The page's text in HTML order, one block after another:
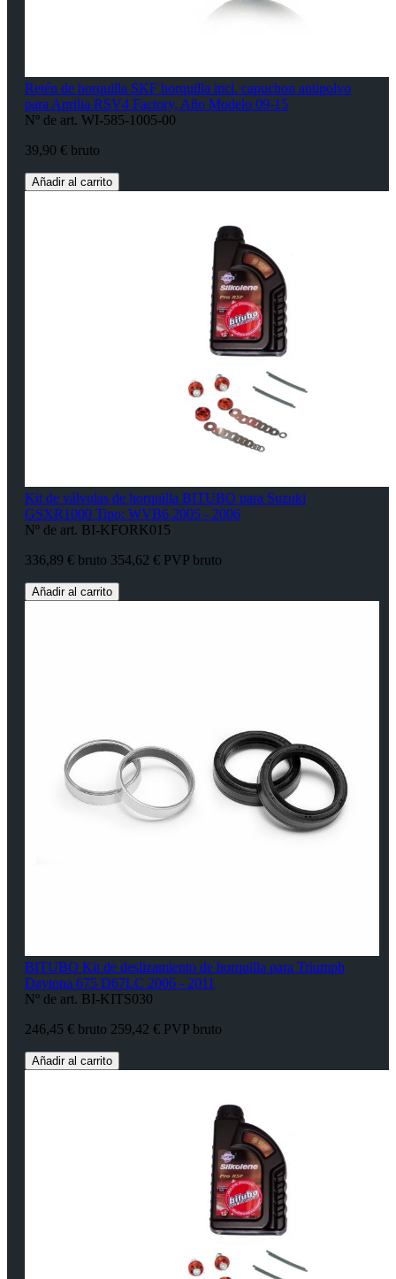
Retén de horquilla SKF horquilla incl. capuchon antipolvo
para Aprilia RSV4 Factory, Año Modelo 09-15
Nº de art. WI-585-1005-00
39,90 € bruto
Añadir al carrito
Kit de válvulas de horquilla BITUBO para Suzuki
GSXR1000 Tipo: WVB6 2005 - 2006
Nº de art. BI-KFORK015
336,89 € bruto 354,62 € PVP bruto
Añadir al carrito
BITUBO Kit de deslizamiento de horquilla para Triumph
Daytona 675 D67LC 2006 - 2011
Nº de art. BI-KITS030
246,45 € bruto 259,42 € PVP bruto
Añadir al carrito